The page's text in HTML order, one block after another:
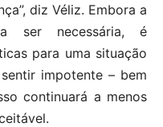
diz Véliz. Embora a
a ser necessária, é
para uma situação
impotente – bem
continuará a menos